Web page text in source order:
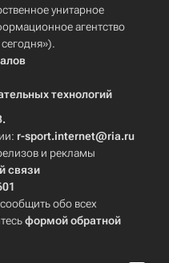
унитарное
агентство
технологий
r-sport.internet@ria.ru
и рекламы
связи
обо всех
формой обратной